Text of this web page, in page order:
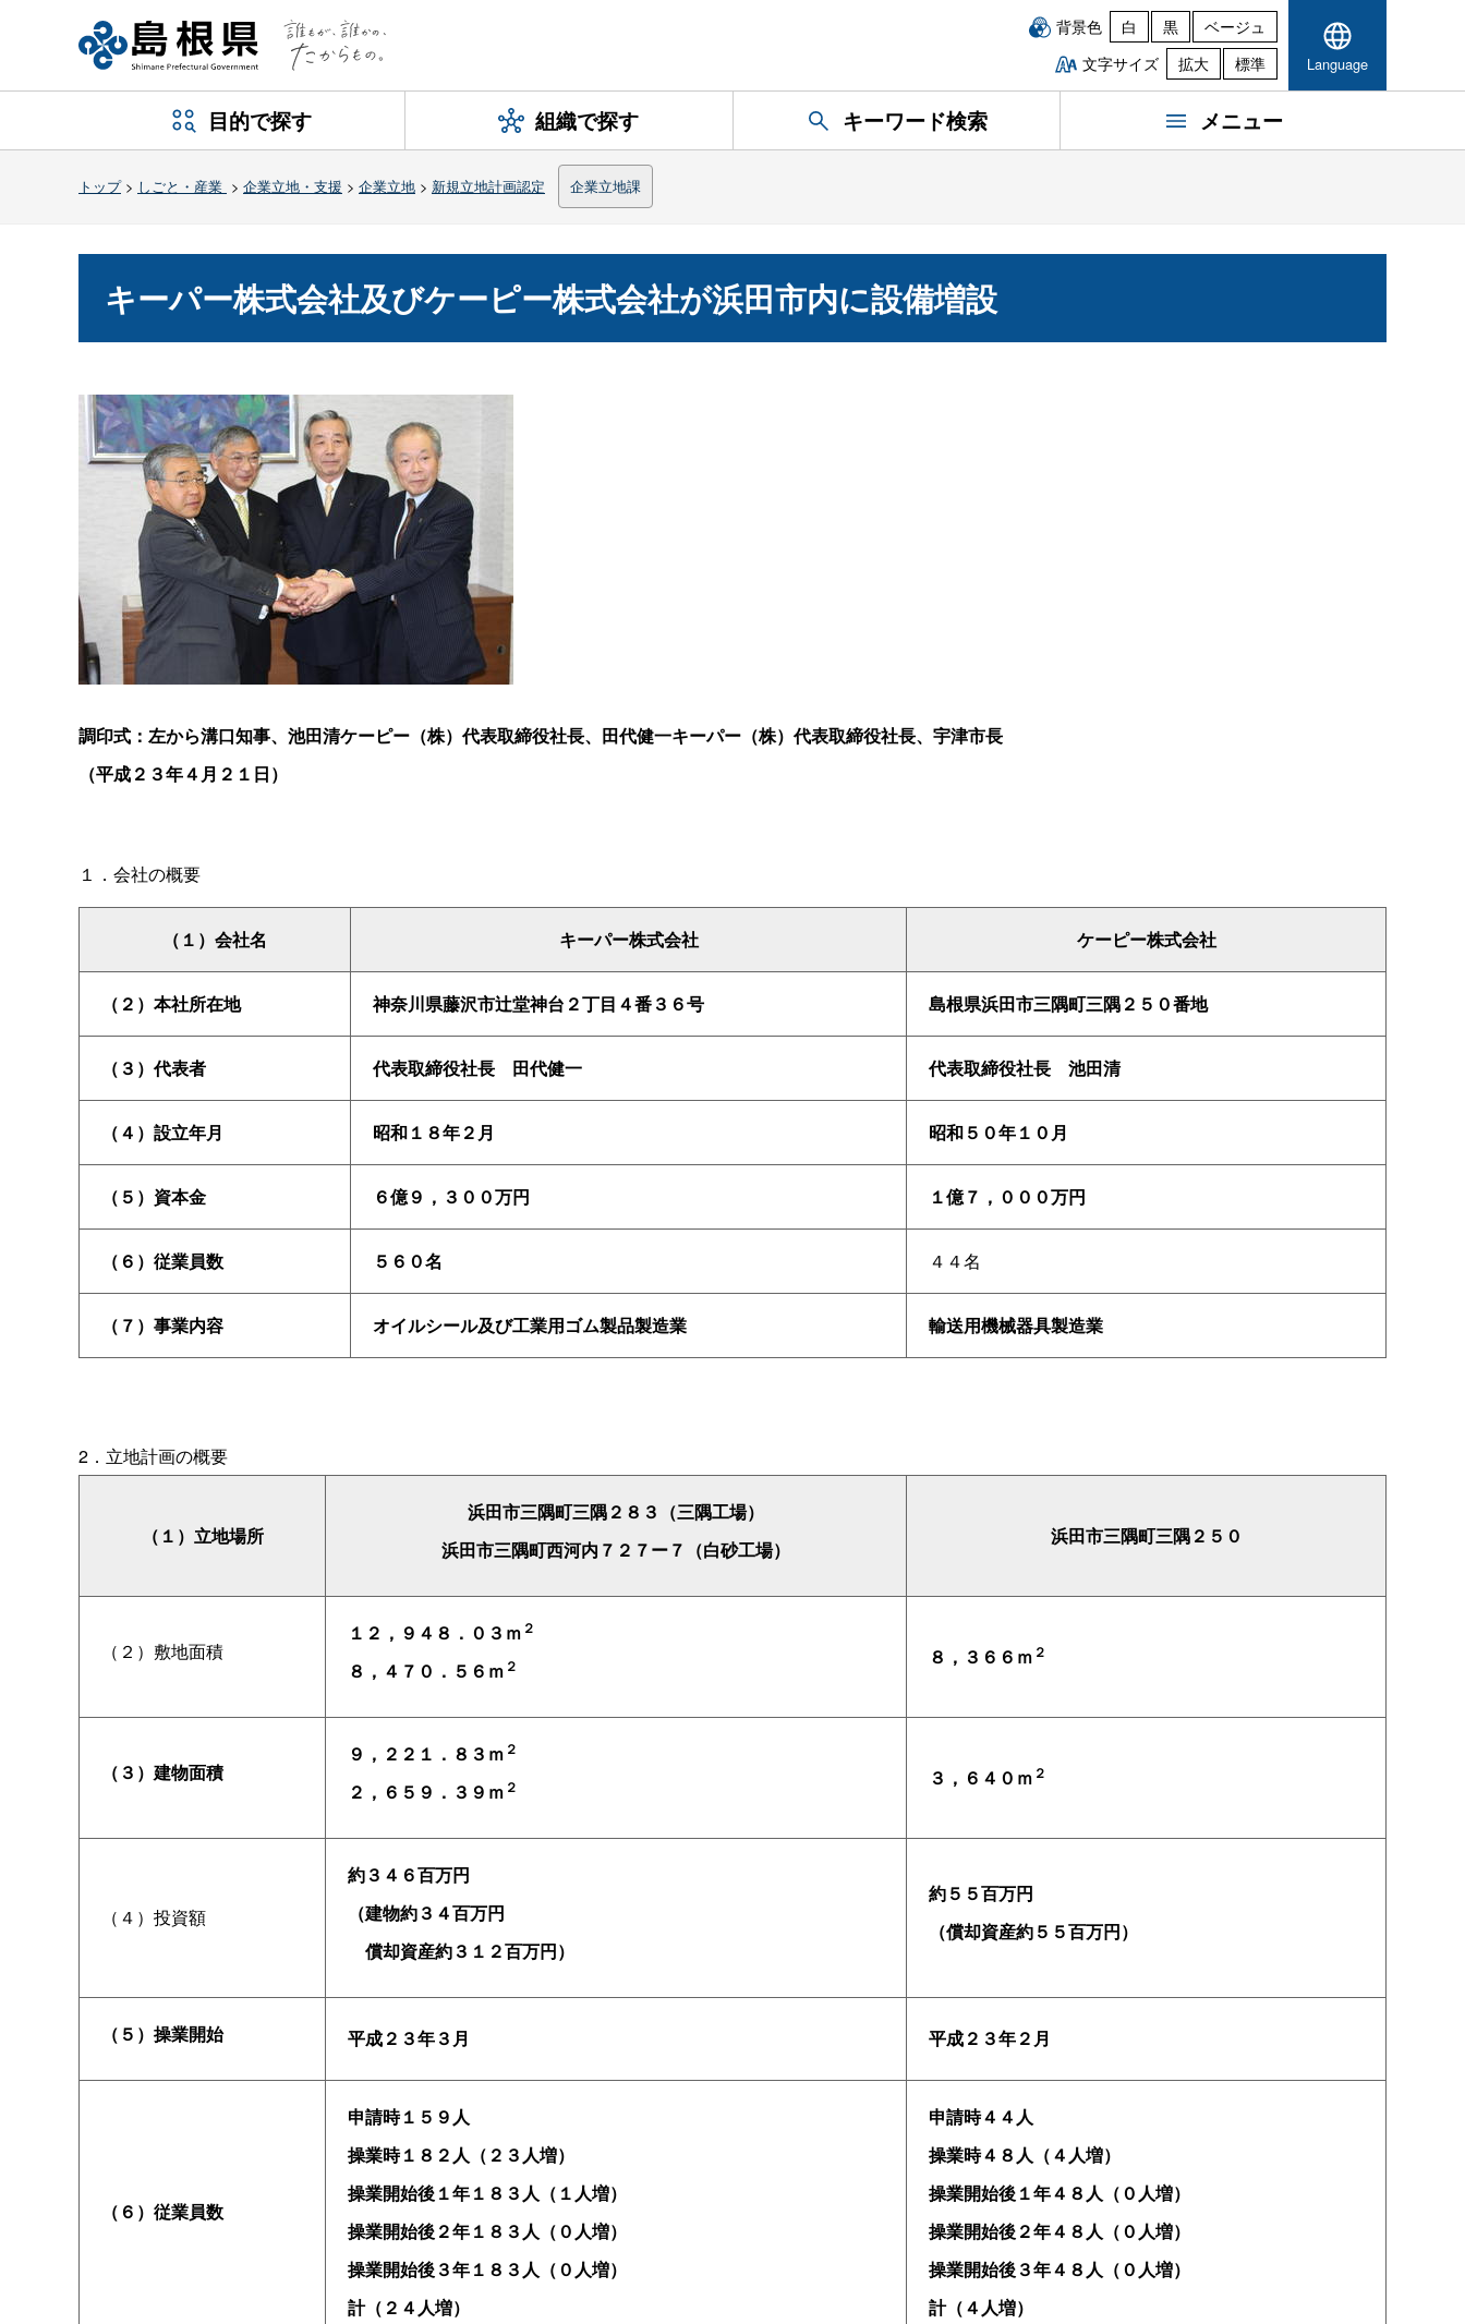
背景色 白 黒
ベージュ
文字サイズ
拡大 標準 Language
目的で探す 組織で探す キーワード検索 メニュー
トップ> しごと・産業 > 企業立地・支援 > 企業立地 > 新規立地計画認定 企業立地課
キーパー株式会社及びケーピー株式会社が浜田市内に設備増設
調印式：左から溝口知事、池田清ケーピー（株）代表取締役社長、 田代健一キーパー（株）代表取締役社長、宇津市長
（平成２３年４月２１日）
１．会社の概要
（１）会社名 キーパー株式会社 ケーピー株式会社
（２）本社所在地 神奈川県藤沢市辻堂神台２丁目４番３６号 島根県浜田市三隅町三隅２５０番地
（３）代表者 代表取締役社長 田代健一 代表取締役社長 池田清
（４）設立年月 昭和１８年２月 昭和５０年１０月
（５）資本金 ６億９，３００万円 １億７，０００万円
（６）従業員数 ５６０名 ４４名
（７）事業内容 オイルシール及び工業用ゴム製品製造業 輸送用機械器具製造業
2．立地計画の概要
（１）立地場所
浜田市三隅町三隅２８３（三隅工場）
浜田市三隅町西河内７２７ー７（白砂工場）
浜田市三隅町三隅２５０
（２）敷地面積
１２，９４８．０３ｍ ２
８，４７０．５６ｍ ２ ８，３６６ｍ ２
（３）建物面積
９，２２１．８３ｍ ２
２，６５９．３９ｍ ２ ３，６４０ｍ ２
（４）投資額
約３４６百万円
（建物約３４百万円
償却資産約３１２百万円）
約５５百万円
（償却資産約５５百万円）
（５）操業開始 平成２３年３月 平成２３年２月
（６）従業員数
申請時１５９人
操業時１８２人（２３人増）
操業開始後１年１８３人（１人増）
操業開始後２年１８３人（０人増）
操業開始後３年１８３人（０人増）
計（２４人増）
申請時４４人
操業時４８人（４人増）
操業開始後１年４８人（０人増）
操業開始後２年４８人（０人増）
操業開始後３年４８人（０人増）
計（４人増）